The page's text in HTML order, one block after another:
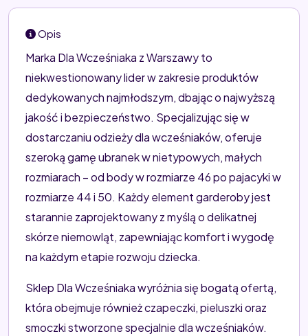
Opis
Marka Dla Wcześniaka z Warszawy to
niekwestionowany lider w zakresie produktów
dedykowanych najmłodszym, dbając o najwyższą
jakość i bezpieczeństwo. Specjalizując się w
dostarczaniu odzieży dla wcześniaków, oferuje
szeroką gamę ubranek w nietypowych, małych
rozmiarach – od body w rozmiarze 46 po pajacyki w
rozmiarze 44 i 50. Każdy element garderoby jest
starannie zaprojektowany z myślą o delikatnej
skórze niemowląt, zapewniając komfort i wygodę
na każdym etapie rozwoju dziecka.
Sklep Dla Wcześniaka wyróżnia się bogatą ofertą,
która obejmuje również czapeczki, pieluszki oraz
smoczki stworzone specjalnie dla wcześniaków.